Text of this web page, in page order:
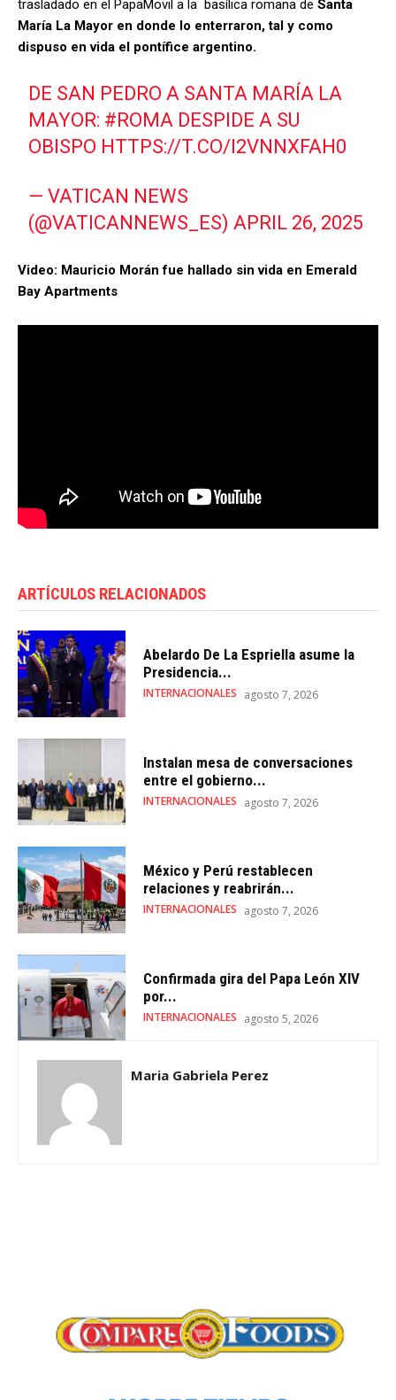
trasladado en el PapaMovil a la basílica romana de Santa
María La Mayor en donde lo enterraron, tal y como
dispuso en vida el pontífice argentino.
DE SAN PEDRO A SANTA MARÍA LA
MAYOR: #ROMA DESPIDE A SU
OBISPO HTTPS://T.CO/I2VNNXFAH0
— VATICAN NEWS
(@VATICANNEWS_ES)APRIL 26, 2025
Video: Mauricio Morán fue hallado sin vida en Emerald
Bay Apartments
ARTÍCULOS RELACIONADOS
Abelardo De La Espriella asume la
Presidencia...
INTERNACIONALES agosto 7, 2026
Instalan mesa de conversaciones
entre el gobierno...
INTERNACIONALES agosto 7, 2026
México y Perú restablecen
relaciones y reabrirán...
INTERNACIONALES agosto 7, 2026
Confirmada gira del Papa León XIV
por...
INTERNACIONALES agosto 5, 2026
Maria Gabriela Perez